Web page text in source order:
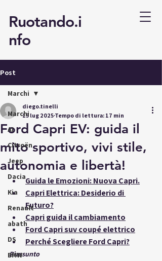
Ruotando.i
nfo
Post
Marchi
AI
Citroën
Jeep
Dacia
Kia
Renault
abath
DS
BMW
Marchi
Ford Capri EV: guida il
mito sportivo, vivi stile,
autonomia e libertà!
diego.tinelli
15 lug 2025Tempo di lettura: 17 min
Guida le Emozioni: Nuova Capri.
Capri Elettrica: Desiderio di
Futuro?
Capri guida il cambiamento
Ford Capri suv coupé elettrico
Perché Scegliere Ford Capri?
Riassunto